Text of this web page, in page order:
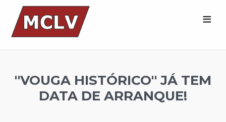
''VOUGA HISTÓRICO'' JÁ TEM
DATA DE ARRANQUE!